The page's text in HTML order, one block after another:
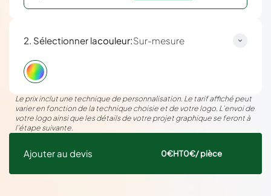
2. Sélectionner lacouleur:Sur-mesure
Le prix inclut une technique de personnalisation. Le tarif affiché peut
varier en fonction de la technique choisie et de votre logo. L’envoi de
votre logo ainsi que les détails de votre projet graphique se feront à
l’étape suivante.
Ajouter au devis 0€HT0€/ pièce